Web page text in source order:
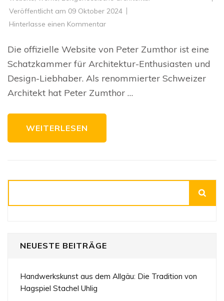
Veröffentlicht am 09 Oktober 2024
Hinterlasse einen Kommentarzu
faszinierende
Welt
der
Zumthor
Die offizielle Website von Peter Zumthor ist eine
Schatzkammer für Architektur-Enthusiasten und
Design-Liebhaber. Als renommierter Schweizer
Architekt hat Peter Zumthor …
WEITERLESEN
NEUESTE BEITRÄGE
Handwerkskunst aus dem Allgäu: Die Tradition von
Hagspiel Stachel Uhlig